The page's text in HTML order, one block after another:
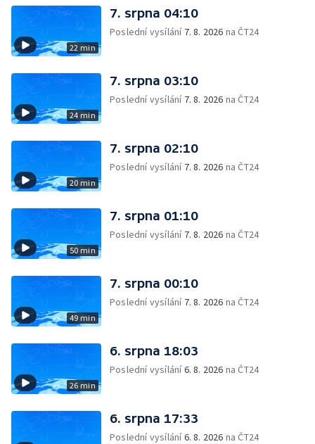
22 min
7. srpna 04:10
Poslední vysílání 7. 8. 2026 na ČT24
24 min
7. srpna 03:10
Poslední vysílání 7. 8. 2026 na ČT24
20 min
7. srpna 02:10
Poslední vysílání 7. 8. 2026 na ČT24
50 min
7. srpna 01:10
Poslední vysílání 7. 8. 2026 na ČT24
49 min
7. srpna 00:10
Poslední vysílání 7. 8. 2026 na ČT24
26 min
6. srpna 18:03
Poslední vysílání6. 8. 2026 na ČT24
6. srpna 17:33
Poslední vysílání6. 8. 2026 na ČT24